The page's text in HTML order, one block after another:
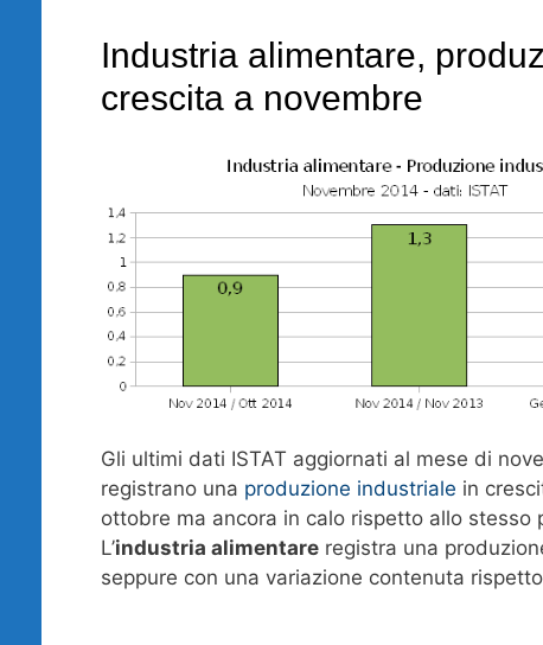
Industria alimentare,
crescita a novembre
Gli ultimi dati ISTAT aggiornati al mese di
registrano una produzione industriale in
ottobre ma ancora in calo rispetto allo stesso
L’industria alimentareregistra una
seppure con una variazione contenuta